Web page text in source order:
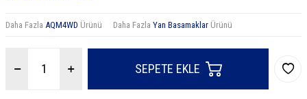
Daha Fazla AQM4WD Ürünü Daha Fazla Yan Basamaklar Ürünü
SEPETE EKLE